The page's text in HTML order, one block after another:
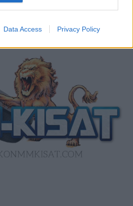
Data Access Privacy Policy